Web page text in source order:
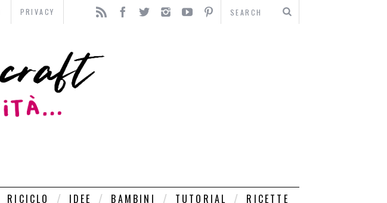
PRIVACY
RICICLO IDEE BAMBINI TUTORIAL RICETTE